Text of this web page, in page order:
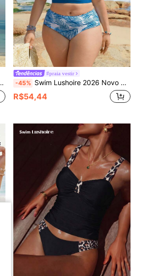
#praia vestir
-45% Swim Lushoire 2026 Novo Maiô Bikini de Alça Fina com Estampa Tropical de Plantas para Praia e Férias de Verão, Top de Maiô Bikini Sem Costas para Mulheres Plus Size
R$54,44